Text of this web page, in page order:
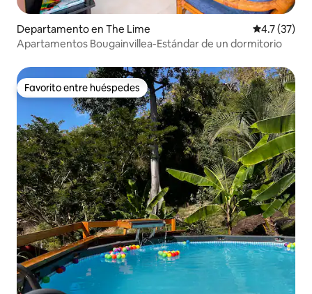
Departamento en The Lime Calificación
4.7 (37)
Apartamentos Bougainvillea-Estándar de un dormitorio
Favorito entre huéspedes
Favorito entre huéspedes